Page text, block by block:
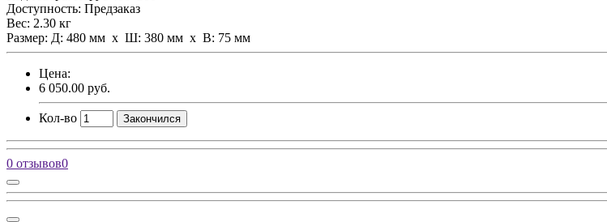
Доступность: Предзаказ
Вес: 2.30 кг
Размер: Д: 480 мм х Ш: 380 мм x В: 75 мм
Цена:
6 050.00 руб.
Кол-во Закончился
0 отзывов0